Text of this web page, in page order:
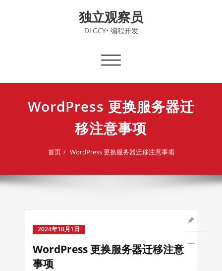
独立观察员
DLGCY• 编程开发
切
导
WordPress 更换服务器迁
移注意事项
首页 WordPress 更换服务器迁移注意事项
2024年10月1日
WordPress 更换服务器迁移注意
事项